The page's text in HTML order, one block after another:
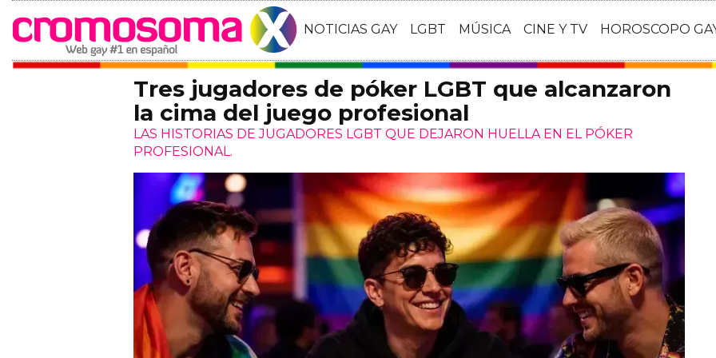
NOTICIAS GAY LGBT MÚSICA CINE Y TV HOROSCOPO
Tres jugadores de póker LGBT que alcanzaron
la cima del juego profesional
LAS HISTORIAS DE JUGADORES LGBT QUE DEJARON HUELLA EN EL PÓKER
PROFESIONAL.